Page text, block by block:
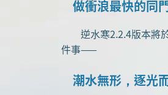
做衝浪最快的同
逆水寒2.2.4版本將於
件事——
潮水無形，逐光